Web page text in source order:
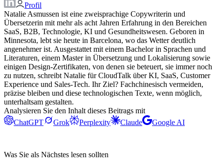
Profil
Natalie Asmussen ist eine zweisprachige Copywriterin und
Übersetzerin mit mehr als acht Jahren Erfahrung in den Bereichen
SaaS, B2B, Technologie, KI und Gesundheitswesen. Geboren in
Minnesota, lebt sie heute in Barcelona, wo das Wetter deutlich
angenehmer ist. Ausgestattet mit einem Bachelor in Sprachen und
Literaturen, einem Master in Übersetzung und Lokalisierung sowie
einigen Design-Zertifikaten, von denen sie beteuert, sie immer noch
zu nutzen, schreibt Natalie für CloudTalk über KI, SaaS, Customer
Experience und Sales-Tech. Ihr Ziel? Fachchinesisch vermeiden,
präzise bleiben und diese technologischen Texte, wenn möglich,
unterhaltsam gestalten.
Analysieren Sie den Inhalt dieses Beitrags mit
ChatGPT
Grok Perplexity Claude Google AI
Was Sie als Nächstes lesen sollten